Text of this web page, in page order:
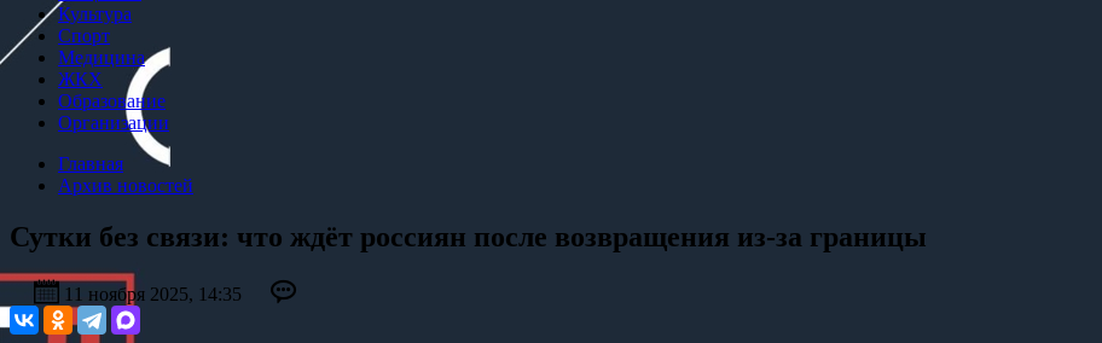
Культура
Спорт
Медицина
ЖКХ
Образование
Организации
Главная
Архив новостей
Сутки без связи: что ждёт россиян после возвращения из-за границы
11 ноября 2025, 14:35